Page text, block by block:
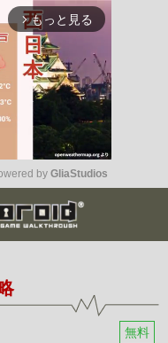
arrow_forward_ios もっと見る
Mute
by GliaStudios
無料